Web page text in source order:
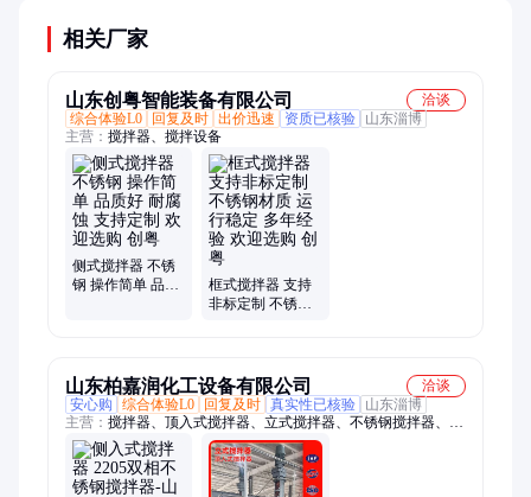
相关厂家
山东创粤智能装备有限公司
洽谈
综合体验L0
回复及时 出价迅速 资质已核验
山东淄博
主营： 搅拌器、搅拌设备
侧式搅拌器 不锈
钢 操作简单 品质
框式搅拌器 支持
非标定制 不锈钢
山东柏嘉润化工设备有限公司
洽谈
安心购
综合体验L0 回复及时 真实性已核验
山东淄博
主营： 搅拌器、顶入式搅拌器、立式搅拌器、不锈钢搅拌器、侧
入式搅拌器、桨式搅拌器、防腐搅拌器、搅拌器厂家、脱硫搅拌
器、框式搅拌器、双螺带搅拌器、涡轮搅拌机、搅拌装置、搅拌
设备